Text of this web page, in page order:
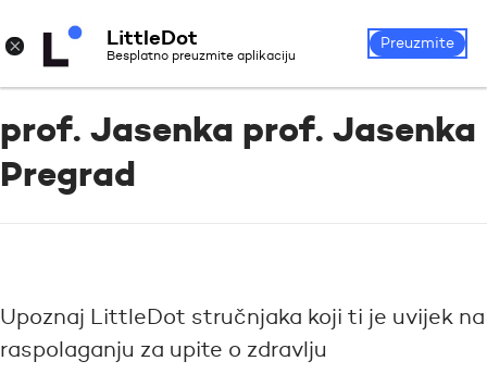
Prijava
prof. Jasenka prof. Jasenka
Pregrad
Upoznaj LittleDot stručnjaka koji ti je uvijek na
raspolaganju za upite o zdravlju
× LittleDot
Besplatno preuzmite aplikaciju
Preuzmite